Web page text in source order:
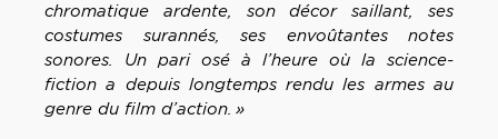
chromatique ardente, son décor saillant, ses
costumes surannés, ses envoûtantes notes
sonores. Un pari osé à l’heure où la science-
fiction a depuis longtemps rendu les armes au
genre du film d’action. »